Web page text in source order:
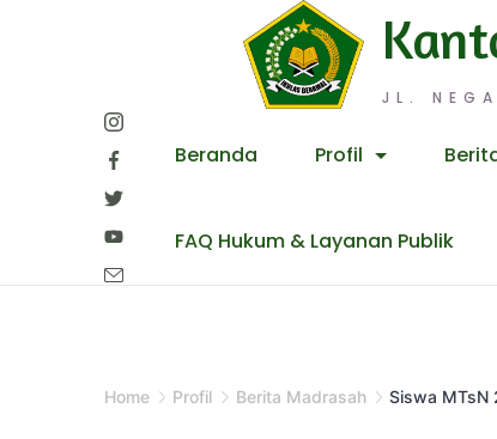
JL.
Beranda Profil
FAQ Hukum & Layanan Publik
Home Profil Berita Madrasah Siswa MTsN